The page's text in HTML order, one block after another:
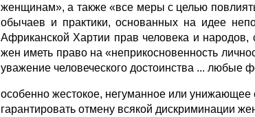
женщинам», а также «все меры с целью
обычаев и практики, основанных на идее
Африканской Хартии прав человека и
жен иметь право на «неприкосновенность
уважение человеческого достоинства ... любые
осо­бенно жестокое, негуманное или
гарантировать отмену всякой дискриминации